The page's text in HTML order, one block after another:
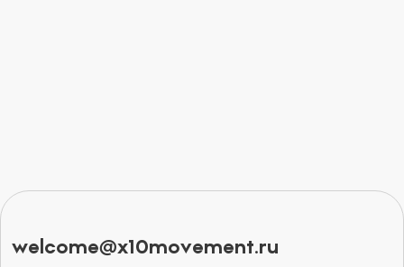
welcome@x10movement.ru